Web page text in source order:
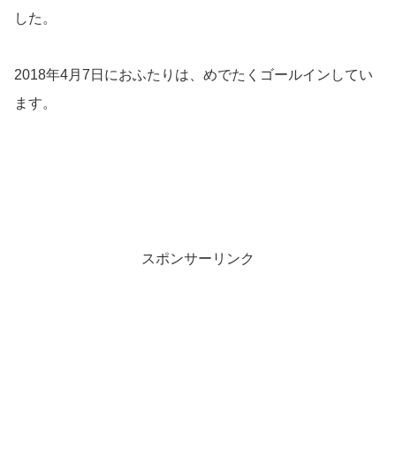
した。
2018年4月7日におふたりは、めでたくゴールインしてい
ます。
スポンサーリンク